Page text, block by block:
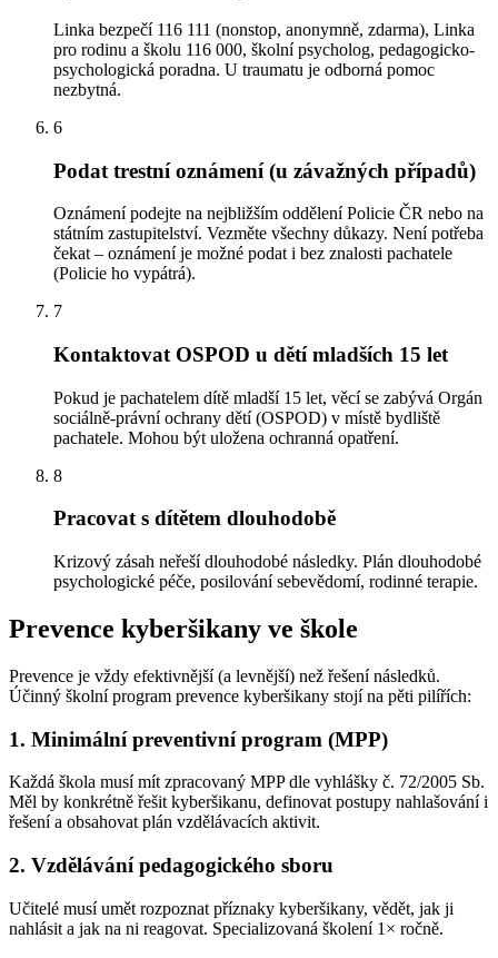
Linka bezpečí 116 111 (nonstop, anonymně, zdarma), Linka
pro rodinu a školu 116 000, školní psycholog, pedagogicko-
psychologická poradna. U traumatu je odborná pomoc
nezbytná.
6
Podat trestní oznámení (u závažných případů)
Oznámení podejte na nejbližším oddělení Policie ČR nebo na
státním zastupitelství. Vezměte všechny důkazy. Není potřeba
čekat – oznámení je možné podat i bez znalosti pachatele
(Policie ho vypátrá).
7
Kontaktovat OSPOD u dětí mladších 15 let
Pokud je pachatelem dítě mladší 15 let, věcí se zabývá Orgán
sociálně-právní ochrany dětí (OSPOD) v místě bydliště
pachatele. Mohou být uložena ochranná opatření.
8
Pracovat s dítětem dlouhodobě
Krizový zásah neřeší dlouhodobé následky. Plán dlouhodobé
psychologické péče, posilování sebevědomí, rodinné terapie.
Prevence kyberšikany ve škole
Prevence je vždy efektivnější (a levnější) než řešení následků.
Účinný školní program prevence kyberšikany stojí na pěti pilířích:
1. Minimální preventivní program (MPP)
Každá škola musí mít zpracovaný MPP dle vyhlášky č. 72/2005 Sb.
Měl by konkrétně řešit kyberšikanu, definovat postupy nahlašování i
řešení a obsahovat plán vzdělávacích aktivit.
2. Vzdělávání pedagogického sboru
Učitelé musí umět rozpoznat příznaky kyberšikany, vědět, jak ji
nahlásit a jak na ni reagovat. Specializovaná školení 1× ročně.